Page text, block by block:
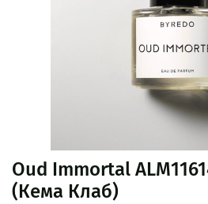
Oud Immortal
(Кема Клаб)